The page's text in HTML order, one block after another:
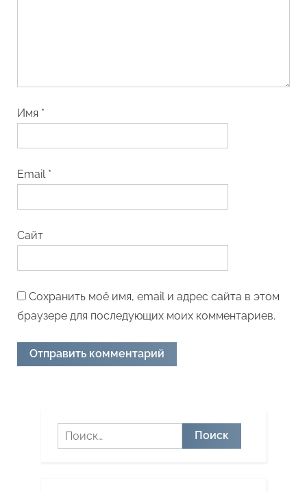
Имя *
Email *
Сайт
Сохранить моё имя, email и адрес сайта в этом
браузере для последующих моих комментариев.
Найти: